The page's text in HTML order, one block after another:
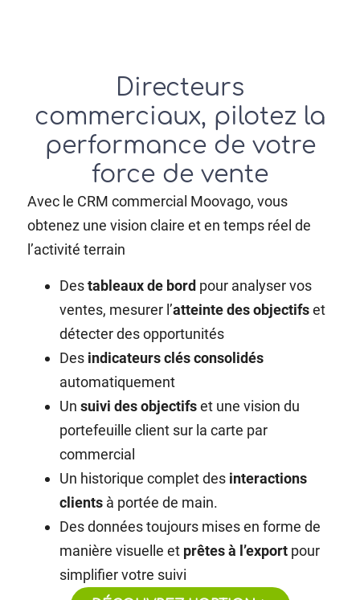
Directeurs
commerciaux, pilotez la
performance de votre
force de vente
Avec le CRM commercial Moovago, vous
obtenez une vision claire et en temps réel de
l’activité terrain
Destableaux de bord pour analyser vos
ventes, mesurer l’atteinte des objectifset
détecter des opportunités
Des indicateurs clés consolidés
automatiquement
Unsuivi des objectifset une vision du
portefeuille client sur la carte par
commercial
Un historique complet des interactions
clients à portée de main.
Des données toujours mises en forme de
manière visuelle et prêtes à l’export pour
simplifier votre suivi